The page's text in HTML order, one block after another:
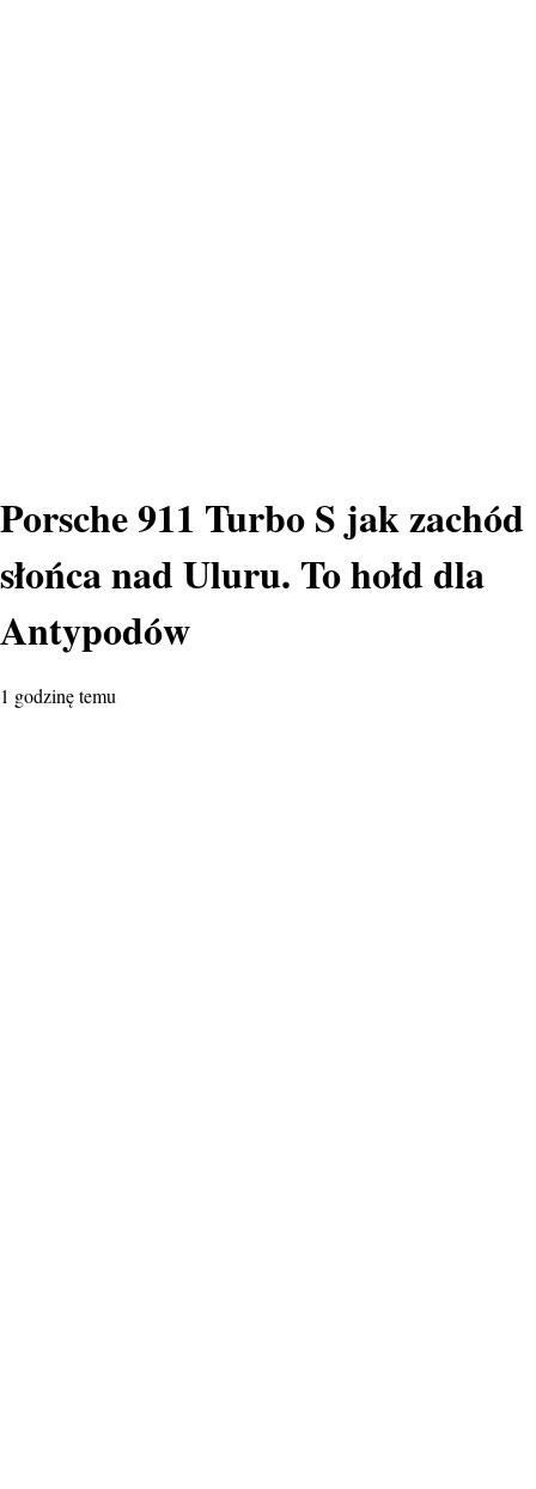
Porsche 911 Turbo S jak zachód
słońca nad Uluru. To hołd dla
Antypodów
1 godzinę temu